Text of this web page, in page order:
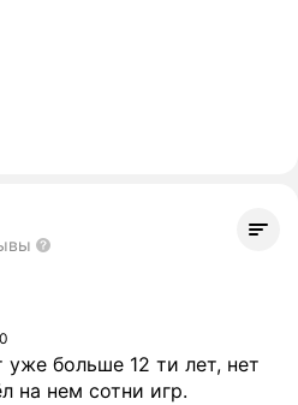
уже больше 12 ти лет, нет
на нем сотни игр.